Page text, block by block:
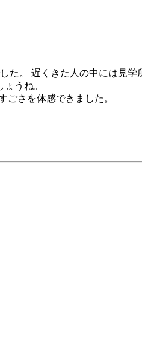
た。 遅くきた人の中には見
うね。
さを体感できました。